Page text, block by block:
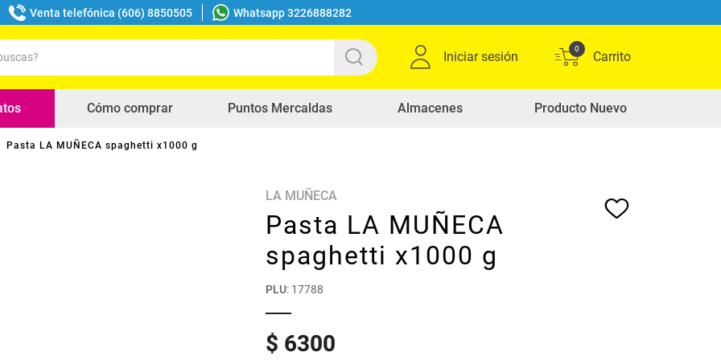
Venta telefónica (606) 8850505 Whatsapp 3226888282
Iniciar sesión
0
Cómo comprar Puntos Mercaldas Almacenes Producto Nuevo
Pasta LA MUÑECA spaghetti x1000 g
LA MUÑECA
Pasta LA MUÑECA
spaghetti x1000 g
PLU: 17788
$ 6300
buscados